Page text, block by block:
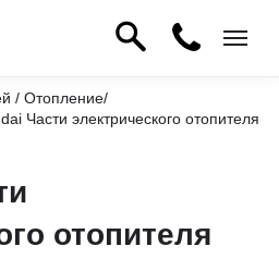
/ Отопление/
Части электрического отопителя
отопителя